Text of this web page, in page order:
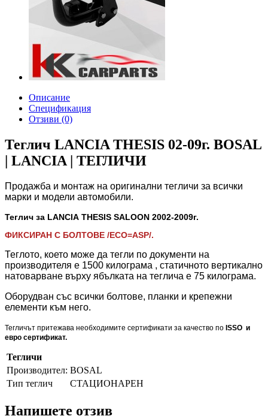
Описание
Спецификация
Отзиви (0)
Теглич LANCIA THESIS 02-09г. BOSAL
| LANCIA | ТЕГЛИЧИ
Продажба и монтаж на оригинални тегличи за всички
марки и модели автомобили.
Теглич за LANCIA THESIS SALOON 2002-2009г.
ФИКСИРАН С БОЛТОВЕ /ECO=ASP/.
Теглото, което може да тегли по документи на
производителя е 1500 килограма , статичното вертикално
натоварване върху ябълката на теглича е 75 килограма.
Оборудван със всички болтове, планки и крепежни
елементи към него.
Тегличът притежава необходимите сертификати за качество по ISSO и
евро сертификат.
Тегличи
Производител: BOSAL
Тип теглич
СТАЦИОНАРЕН
Напишете отзив